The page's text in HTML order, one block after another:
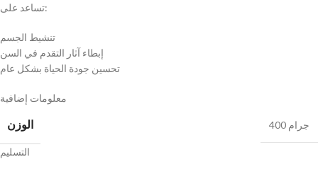
تساعد على:
تنشيط الجسم
إبطاء آثار التقدم في السن
تحسين جودة الحياة بشكل عام
معلومات إضافية
الوزن 400 جرام
التسليم